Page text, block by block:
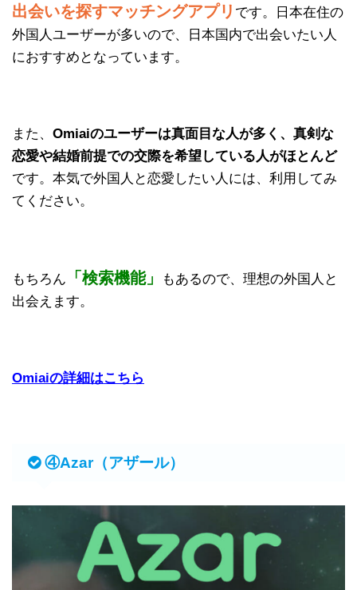
出会いを探すマッチングアプリ です。日本在住の
外国人ユーザーが多いので、日本国内で出会いたい人
におすすめとなっています。
また、 Omiaiのユーザーは真面目な人が多く、真剣な
恋愛や結婚前提での交際を希望している人がほとんど
です。本気で外国人と恋愛したい人には、利用してみ
てください。
もちろん 「検索機能」
もあるので、理想の外国人と
出会えます。
Omiaiの詳細はこちら
④Azar（アザール）